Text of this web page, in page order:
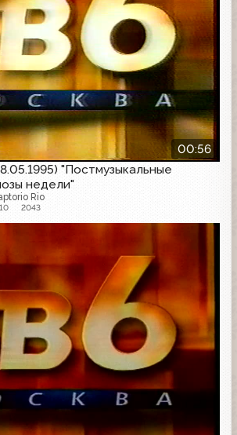
00:56
"Постмузыкальные
недели"
Rio
2043